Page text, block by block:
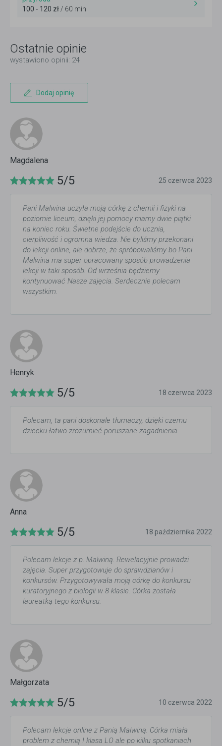
100 - 120 zł/ 60 min
Ostatnie opinie
wystawiono opinii: 24
Dodaj opinię
Magdalena
5/5 25 czerwca 2023
Pani Malwina uczyła moją córkę z chemii i fizyki na
poziomie liceum, dzięki jej pomocy mamy dwie piątki
na koniec roku. Świetne podejście do ucznia,
cierpliwość i ogromna wiedza. Nie byliśmy przekonani
do lekcji online, ale dobrze, że spróbowaliśmy bo Pani
Malwina ma super opracowany sposób prowadzenia
lekcji w taki sposób. Od września będziemy
kontynuować Nasze zajęcia. Serdecznie polecam
wszystkim.
Henryk
5/5 18 czerwca 2023
Polecam, ta pani doskonale tłumaczy, dzięki czemu
dziecku łatwo zrozumieć poruszane zagadnienia.
Anna
5/5 18 października 2022
Polecam lekcje z p. Malwiną. Rewelacyjnie prowadzi
zajęcia. Super przygotowuje do sprawdzianów i
konkursów. Przygotowywała moją córkę do konkursu
kuratoryjnego z biologii w 8 klasie. Córka została
laureatką tego konkursu.
Małgorzata
5/5 10 czerwca 2022
Polecam lekcje online z Panią Malwiną. Córka miała
problem z chemią I klasa LO ale po kilku spotkaniach